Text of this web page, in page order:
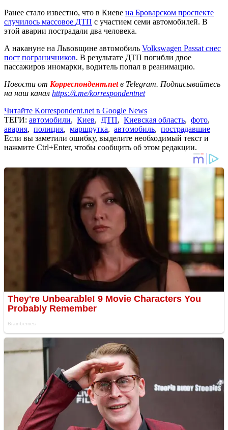
Ранее стало известно, что в Киеве на Броварском проспекте
случилось массовое ДТП с участием семи автомобилей. В
этой аварии пострадали два человека.
А накануне на Львовщине автомобиль Volkswagen Passat снес
пост пограничников. В результате ДТП погибли двое
пассажиров иномарки, водитель попал в реанимацию.
Новости от Корреспондент.netв Telegram. Подписывайтесь
на наш канал https://t.me/korrespondentnet
Читайте Korrespondent.net в Google News
ТЕГИ: автомобили, Киев, ДТП, Киевская область, фото,
авария, полиция, маршрутка, автомобиль, пострадавшие
Если вы заметили ошибку, выделите необходимый текст и
нажмите Ctrl+Enter, чтобы сообщить об этом редакции.